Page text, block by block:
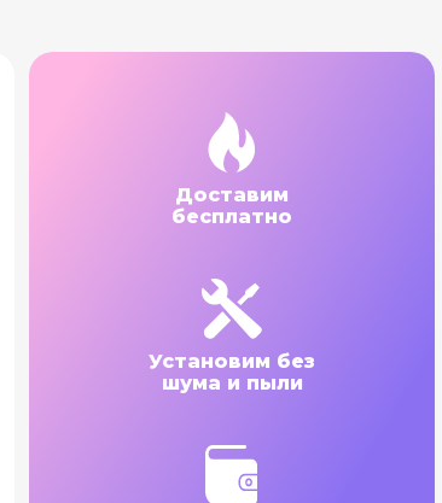
Доставим
бесплатно
Установим без
шума и пыли